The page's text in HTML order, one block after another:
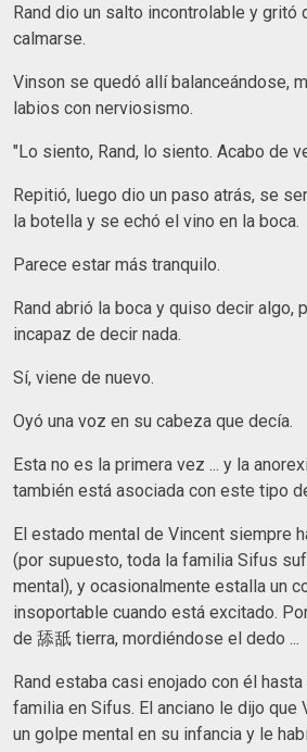
Rand dio un salto incontrolable y gritó
calmarse.
Vinson se quedó allí balanceándose,
labios con nerviosismo.
"Lo siento, Rand, lo siento. Acabo de
Repitió, luego dio un paso atrás, se
la botella y se echó el vino en la boca.
Parece estar más tranquilo.
Rand abrió la boca y quiso decir algo,
incapaz de decir nada.
Sí, viene de nuevo.
Oyó una voz en su cabeza que decía.
Esta no es la primera vez ... y la
también está asociada con este tipo
El estado mental de Vincent siempre
(por supuesto, toda la familia Sifus
mental), y ocasionalmente estalla un
insoportable cuando está excitado.
de 舔舐 tierra, mordiéndose el dedo ...
Rand estaba casi enojado con él
familia en Sifus. El anciano le dijo que
un golpe mental en su infancia y le